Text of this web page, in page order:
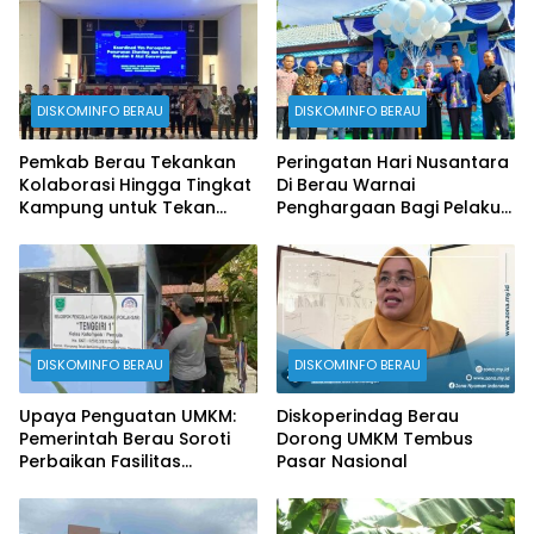
DISKOMINFO BERAU
Pemkab Berau Tekankan
Kolaborasi Hingga Tingkat
Kampung untuk Tekan
DISKOMINFO BERAU
Peringatan Hari Nusantara
Di Berau Warnai
Penghargaan Bagi Pelaku
DISKOMINFO BERAU
Upaya Penguatan UMKM:
Pemerintah Berau Soroti
Perbaikan Fasilitas
DISKOMINFO BERAU
Diskoperindag Berau
Dorong UMKM Tembus
Pasar Nasional